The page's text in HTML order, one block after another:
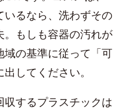
いるなら、洗わずその
。もしも容器の汚れが
域の基準に従って「可
してください。
収するプラスチックは